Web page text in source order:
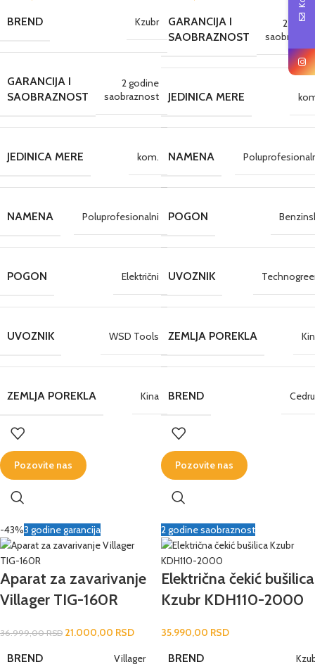
BREND Kzubr
GARANCIJA I
SAOBRAZNOST
2 godine
saobraznost
JEDINICA MERE kom.
NAMENA Poluprofesionalni
POGON Električni
UVOZNIK WSD Tools
ZEMLJA POREKLA Kina
Pozovite nas
GARANCIJA I
SAOBRAZNOST
2
JEDINICA MERE
NAMENA
POGON
UVOZNIK
ZEMLJA POREKLA
BREND
Pozovite nas
-43%3 godine garancija
Aparat za zavarivanje
Villager TIG-160R
36.999,00RSD 21.000,00 RSD
BREND Villager
2 godine saobraznost
Električna čekić bušilica
Kzubr KDH110-2000
35.990,00 RSD
BREND